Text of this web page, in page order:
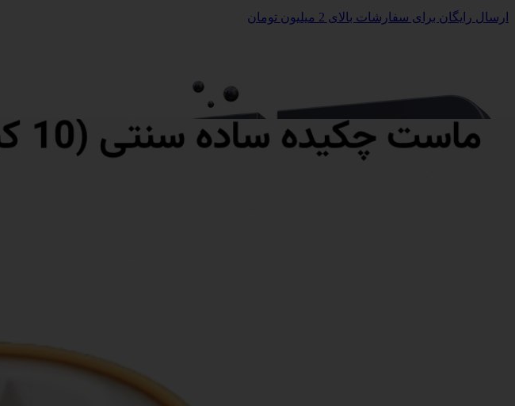
ارسال رایگان برای سفارشات بالای 2 میلیون تومان